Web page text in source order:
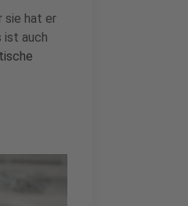
sie hat er
ist auch